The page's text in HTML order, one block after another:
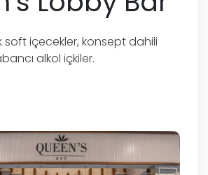
Lobby Bar